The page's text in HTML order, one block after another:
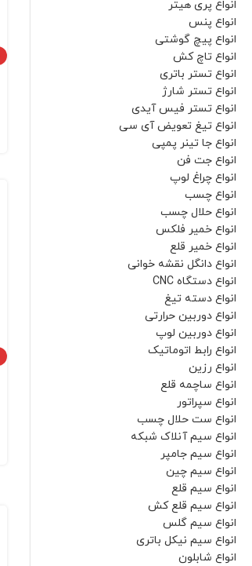
انواع پری هیتر
انواع پنس
انواع پیچ گوشتی
انواع تاچ کش
انواع تستر باتری
انواع تستر شارژ
انواع تستر فیس آیدی
انواع تیغ تعویض آی سی
انواع جا تینر پمپی
انواع جت فن
انواع چراغ لوپ
انواع چسب
انواع حلال چسب
انواع خمیر فلکس
انواع خمیر قلع
انواع دانگل نقشه خوانی
انواع دستگاه CNC
انواع دسته تیغ
انواع دوربین حرارتی
انواع دوربین لوپ
انواع رابط اتوماتیک
انواع رزین
انواع ساچمه قلع
انواع سپراتور
انواع ست حلال چسب
انواع سیم آنلاک شبکه
انواع سیم جامپر
انواع سیم چین
انواع سیم قلع
انواع سیم قلع کش
انواع سیم گلس
انواع سیم نیکل باتری
انواع شابلون